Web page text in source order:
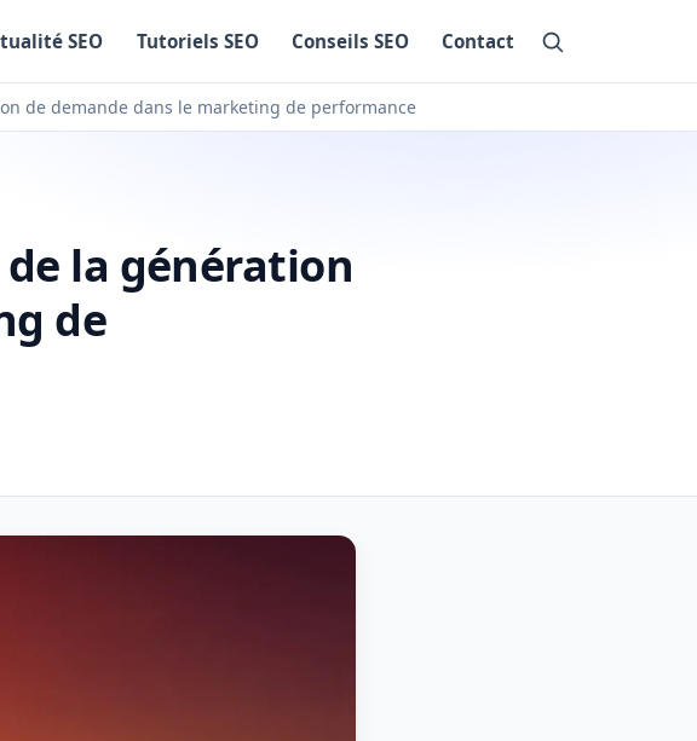
SEO Tutoriels SEO Conseils SEO Contact
de demande dans le marketing de performance
la génération
de